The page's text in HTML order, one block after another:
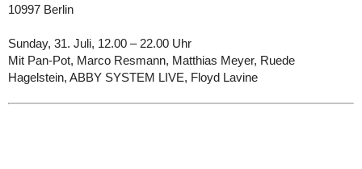
10997 Berlin
Sunday, 31. Juli, 12.00 – 22.00 Uhr
Mit Pan-Pot, Marco Resmann, Matthias Meyer, Ruede
Hagelstein, ABBY SYSTEM LIVE, Floyd Lavine